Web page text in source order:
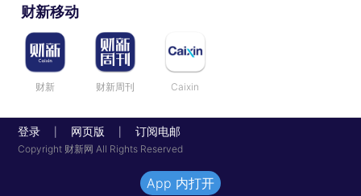
财新移动
财新 财新周刊 Caixin
登录 网页版 订阅电邮
Copyright 财新网 All Rights Reserved
App 内打开